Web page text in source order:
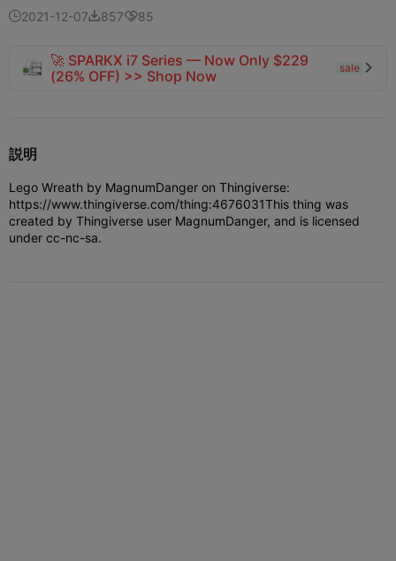
2021-12-0785785
🚀 SPARKX i7 Series — Now Only $229
(26% OFF) >> Shop Now
sale 
説明
Lego Wreath by MagnumDanger on Thingiverse:
https://www.thingiverse.com/thing:4676031This thing was
created by Thingiverse user MagnumDanger, and is licensed
under cc-nc-sa.